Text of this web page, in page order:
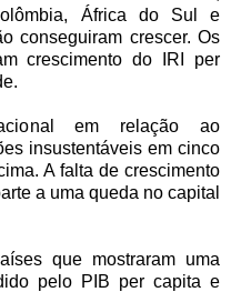
África do Sul e
conseguiram crescer. Os
crescimento do IRI per
em relação ao
insustentáveis em cinco
A falta de crescimento
a uma queda no capital
que mostraram uma
pelo PIB per capita e